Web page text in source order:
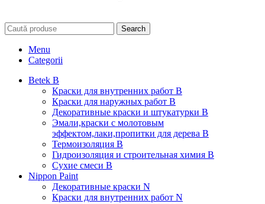
Search
Menu
Categorii
Betek B
Краски для внутренних работ B
Краски для наружных работ B
Декоративные краски и штукатурки В
Эмали,краски с молотовым
эффектом,лаки,пропитки для дерева В
Термоизоляция В
Гидроизоляция и строительная химия В
Сухие смеси B
Nippon Paint
Декоративные краски N
Краски для внутренних работ N